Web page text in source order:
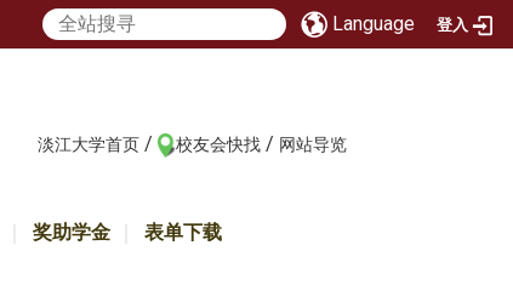
Language 登入
淡江大学首页 / 校友会快找 / 网站导览
奖助学金 表单下载